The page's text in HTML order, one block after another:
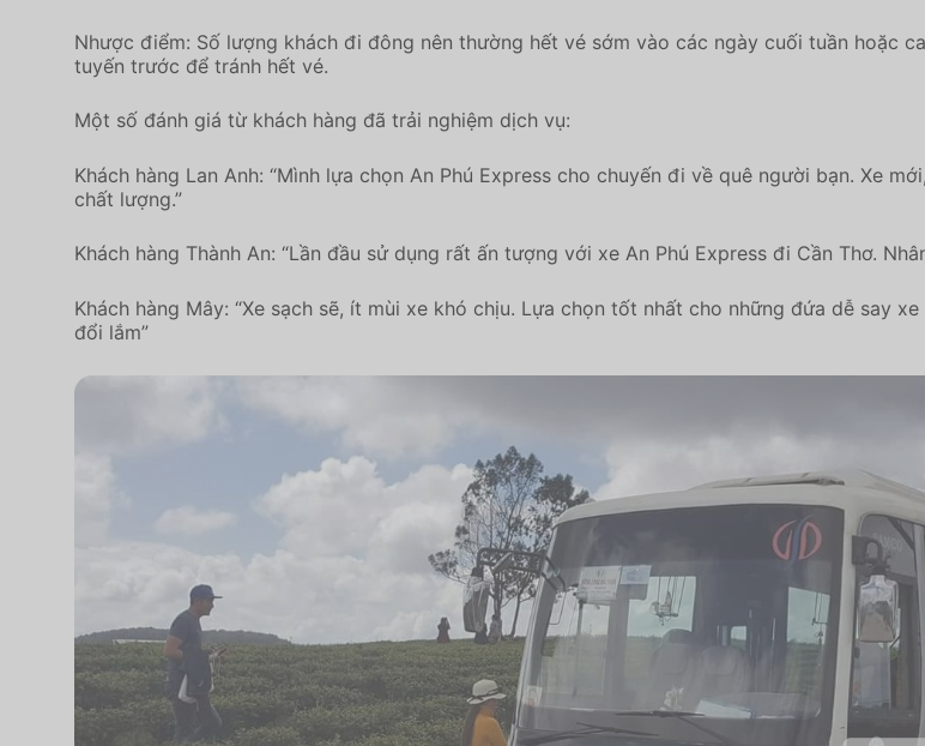
Nhược điểm: Số lượng khách đi đông nên thường hết vé sớm vào các ngày cuối tuần hoặc
tuyến trước để tránh hết vé.
Một số đánh giá từ khách hàng đã trải nghiệm dịch vụ:
Khách hàng Lan Anh: “Mình lựa chọn An Phú Express cho chuyến đi về quê người bạn. Xe
chất lượng.”
Khách hàng Thành An: “Lần đầu sử dụng rất ấn tượng với xe An Phú Express đi Cần Thơ.
Khách hàng Mây: “Xe sạch sẽ, ít mùi xe khó chịu. Lựa chọn tốt nhất cho những đứa dễ say
đổi lắm”